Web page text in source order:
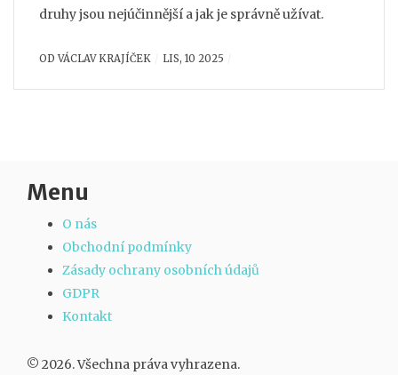
druhy jsou nejúčinnější a jak je správně užívat.
ODVÁCLAV KRAJÍČEK LIS, 10 2025
Menu
O nás
Obchodní podmínky
Zásady ochrany osobních údajů
GDPR
Kontakt
© 2026. Všechna práva vyhrazena.